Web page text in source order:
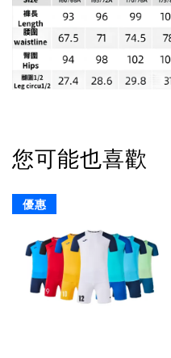
您可能也喜歡
優惠